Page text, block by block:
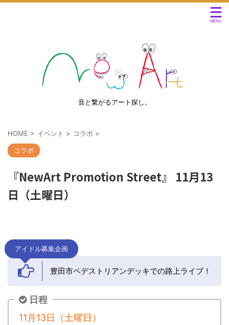
音と繋がるアート探し。
HOME > イベント > コラボ >
コラボ
『NewArt Promotion Street』 11月13
日（土曜日）
アイドル募集企画
豊田市ペデストリアンデッキでの路上ライブ！
日程
11月13日（土曜日）